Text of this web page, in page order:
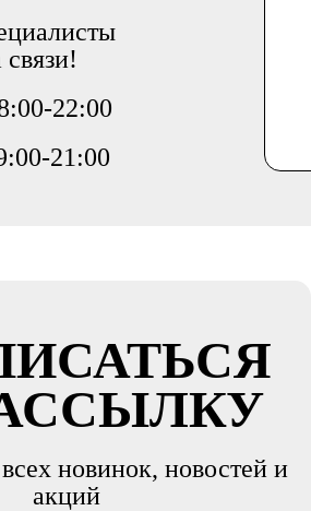
связи!
22:00
21:00
новинок, новостей и
акций